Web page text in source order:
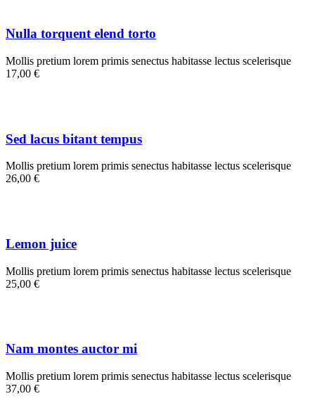
Nulla torquent elend torto
Mollis pretium lorem primis senectus habitasse lectus scelerisque
17,00 €
Sed lacus bitant tempus
Mollis pretium lorem primis senectus habitasse lectus scelerisque
26,00 €
Lemon juice
Mollis pretium lorem primis senectus habitasse lectus scelerisque
25,00 €
Nam montes auctor mi
Mollis pretium lorem primis senectus habitasse lectus scelerisque
37,00 €